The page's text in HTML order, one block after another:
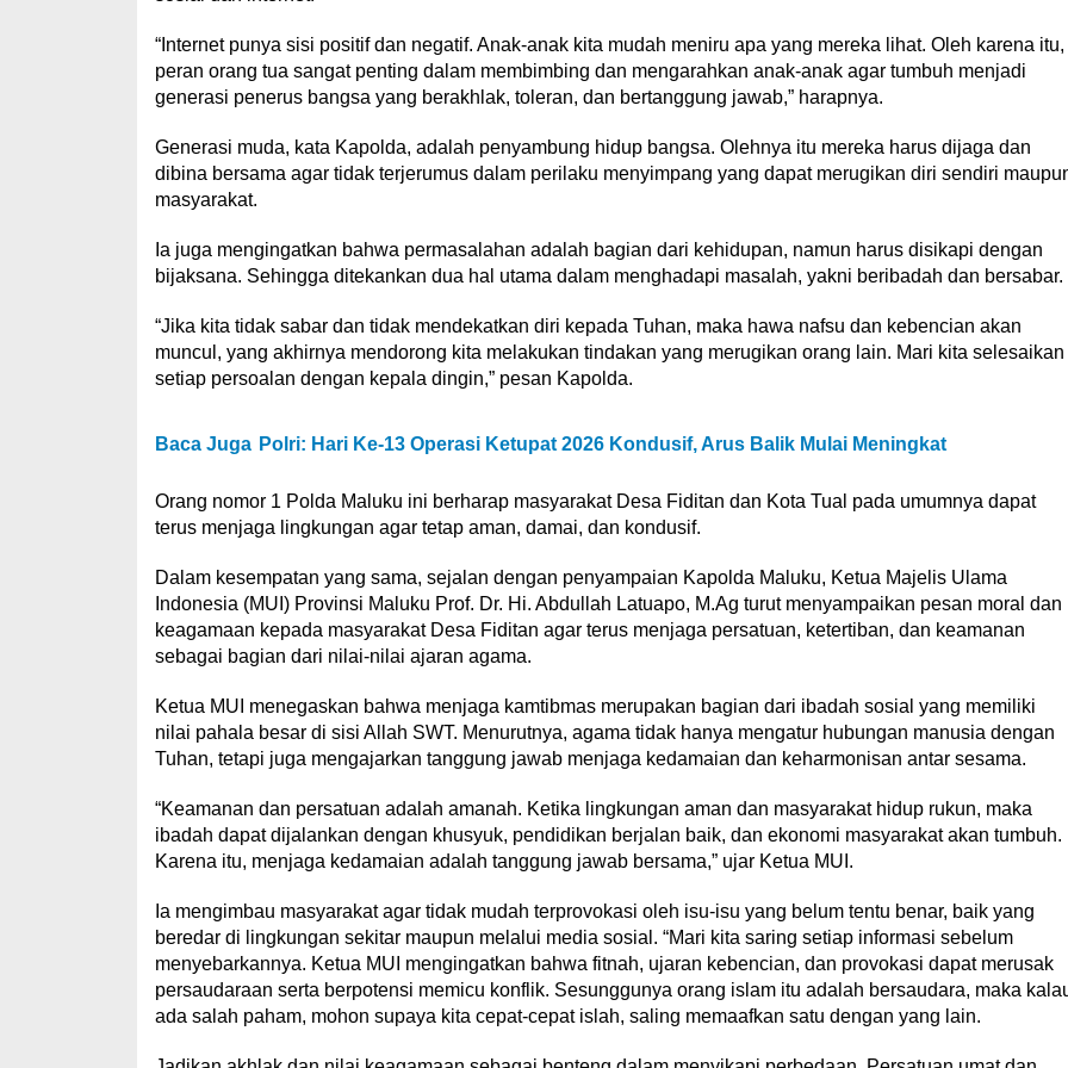
“Internet punya sisi positif dan negatif. Anak-anak kita mudah meniru apa yang mereka lihat. Oleh karena itu,
peran orang tua sangat penting dalam membimbing dan mengarahkan anak-anak agar tumbuh menjadi
generasi penerus bangsa yang berakhlak, toleran, dan bertanggung jawab,” harapnya.
Generasi muda, kata Kapolda, adalah penyambung hidup bangsa. Olehnya itu mereka harus dijaga dan
dibina bersama agar tidak terjerumus dalam perilaku menyimpang yang dapat merugikan diri sendiri
masyarakat.
Ia juga mengingatkan bahwa permasalahan adalah bagian dari kehidupan, namun harus disikapi dengan
bijaksana. Sehingga ditekankan dua hal utama dalam menghadapi masalah, yakni beribadah dan bersabar.
“Jika kita tidak sabar dan tidak mendekatkan diri kepada Tuhan, maka hawa nafsu dan kebencian akan
muncul, yang akhirnya mendorong kita melakukan tindakan yang merugikan orang lain. Mari kita selesaikan
setiap persoalan dengan kepala dingin,” pesan Kapolda.
Baca Juga Polri: Hari Ke-13 Operasi Ketupat 2026 Kondusif, Arus Balik Mulai Meningkat
Orang nomor 1 Polda Maluku ini berharap masyarakat Desa Fiditan dan Kota Tual pada umumnya dapat
terus menjaga lingkungan agar tetap aman, damai, dan kondusif.
Dalam kesempatan yang sama, sejalan dengan penyampaian Kapolda Maluku, Ketua Majelis Ulama
Indonesia (MUI) Provinsi Maluku Prof. Dr. Hi. Abdullah Latuapo, M.Ag turut menyampaikan pesan moral dan
keagamaan kepada masyarakat Desa Fiditan agar terus menjaga persatuan, ketertiban, dan keamanan
sebagai bagian dari nilai-nilai ajaran agama.
Ketua MUI menegaskan bahwa menjaga kamtibmas merupakan bagian dari ibadah sosial yang memiliki
nilai pahala besar di sisi Allah SWT. Menurutnya, agama tidak hanya mengatur hubungan manusia dengan
Tuhan, tetapi juga mengajarkan tanggung jawab menjaga kedamaian dan keharmonisan antar sesama.
“Keamanan dan persatuan adalah amanah. Ketika lingkungan aman dan masyarakat hidup rukun, maka
ibadah dapat dijalankan dengan khusyuk, pendidikan berjalan baik, dan ekonomi masyarakat akan tumbuh.
Karena itu, menjaga kedamaian adalah tanggung jawab bersama,” ujar Ketua MUI.
Ia mengimbau masyarakat agar tidak mudah terprovokasi oleh isu-isu yang belum tentu benar, baik yang
beredar di lingkungan sekitar maupun melalui media sosial. “Mari kita saring setiap informasi sebelum
menyebarkannya. Ketua MUI mengingatkan bahwa fitnah, ujaran kebencian, dan provokasi dapat merusak
persaudaraan serta berpotensi memicu konflik. Sesunggunya orang islam itu adalah bersaudara, maka
ada salah paham, mohon supaya kita cepat-cepat islah, saling memaafkan satu dengan yang lain.